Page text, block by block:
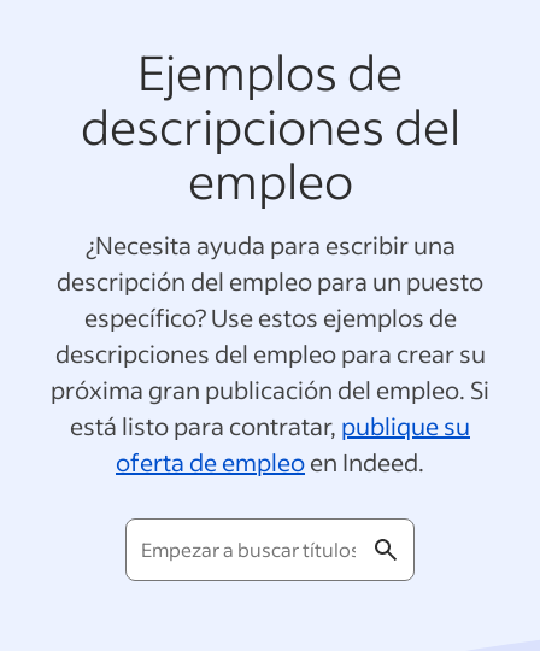
Ejemplos de
descripciones del
empleo
¿Necesita ayuda para escribir una
descripción del empleo para un puesto
específico? Use estos ejemplos de
descripciones del empleo para crear su
próxima gran publicación del empleo. Si
está listo para contratar, publique su
oferta de empleoen Indeed.
Empezar
a